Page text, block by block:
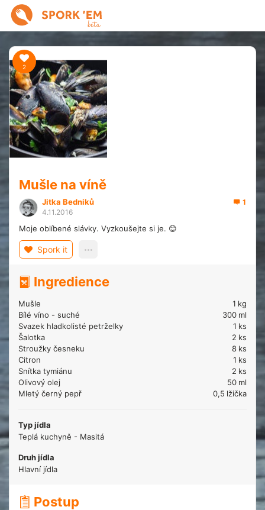
2
Mušle na víně
1
Jitka Bedniků
4.11.2016
Moje oblíbené slávky. Vyzkoušejte si je. 😊
Spork it
Ingredience
Mušle 1 kg
Bílé víno - suché
300 ml
Svazek hladkolisté petrželky
1 ks
Šalotka
2 ks
Stroužky česneku
8 ks
Citron
1 ks
Snítka tymiánu
2 ks
Olivový olej
50 ml
Mletý černý pepř
0,5 lžička
Typ jídla
Teplá kuchyně - Masitá
Druh jídla
Hlavní jídla
Postup